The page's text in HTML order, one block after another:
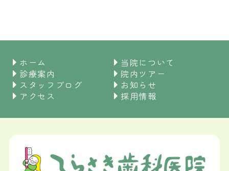
ホーム
当院について
診療案内
院内ツアー
スタッフブログ
お知らせ
アクセス
採用情報